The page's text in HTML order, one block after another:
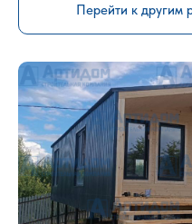
Перейти к другим